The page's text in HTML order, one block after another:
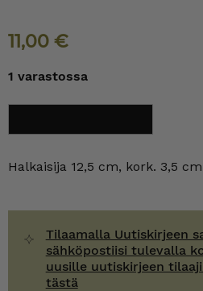
11,00 €
1 varastossa
tuhkakuppi
Halkaisija 12,5 cm, kork. 3,5 cm
Tilaamalla Uutiskirjeen
sähköpostiisi tulevalla
uusille uutiskirjeen
tästä